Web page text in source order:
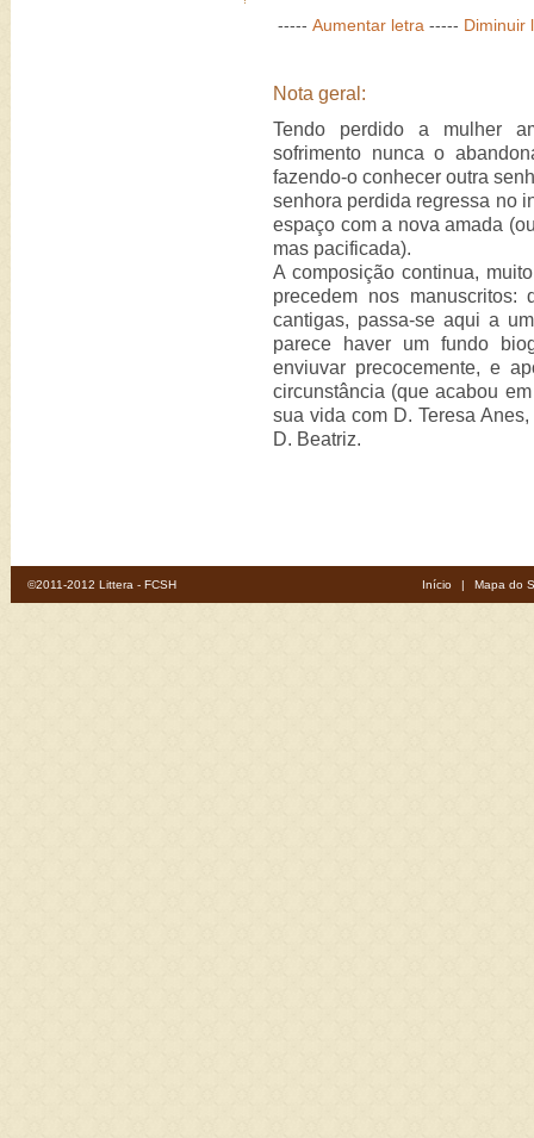
----- Aumentar letra ----- Diminuir
Nota geral:
Tendo perdido a mulher
sofrimento nunca o
fazendo-o conhecer outra
senhora perdida regressa no
espaço com a nova amada
mas pacificada).
A composição continua,
precedem nos manuscritos:
cantigas, passa-se aqui a
parece haver um fundo
enviuvar precocemente, e
circunstância (que acabou
sua vida com D. Teresa
D. Beatriz.
©2011-2012 Littera - FCSH Início | Mapa do